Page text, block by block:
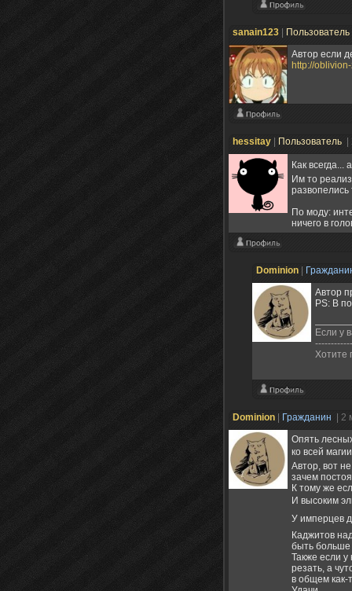
sanain123
Пользователь
Автор если
http://
hessitay Пользователь
Как
Им то
развопелись
По моду:
ничего в
Dominion
Автор
PS: В
Если у
Хотите
Dominion Гражданин
| 2
Опять
ко всей
Автор, вот
зачем
К тому же
И высоким
У имперцев
Каджитов
быть больше
Также если
резать, а
в общем как-